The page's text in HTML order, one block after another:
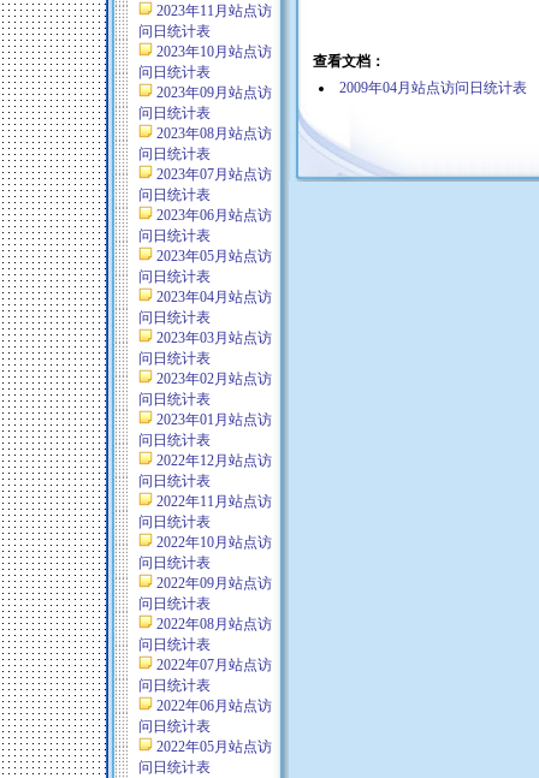
2023年11月站点访
问日统计表
2023年10月站点访
问日统计表
2023年09月站点访
问日统计表
2023年08月站点访
问日统计表
2023年07月站点访
问日统计表
2023年06月站点访
问日统计表
2023年05月站点访
问日统计表
2023年04月站点访
问日统计表
2023年03月站点访
问日统计表
2023年02月站点访
问日统计表
2023年01月站点访
问日统计表
2022年12月站点访
问日统计表
2022年11月站点访
问日统计表
2022年10月站点访
问日统计表
2022年09月站点访
问日统计表
2022年08月站点访
问日统计表
2022年07月站点访
问日统计表
2022年06月站点访
问日统计表
2022年05月站点访
问日统计表
查看文档：
2009年04月站点访问日统计表